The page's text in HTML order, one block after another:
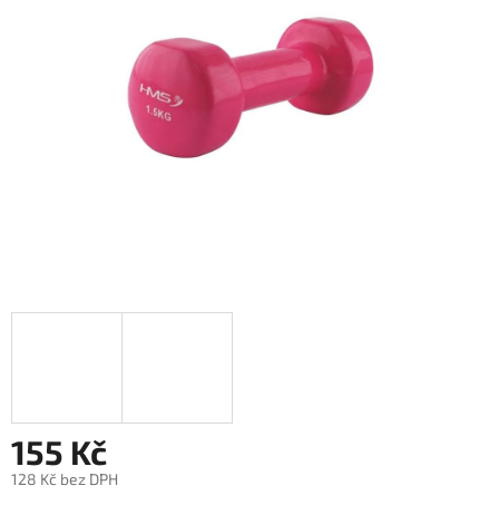
155 Kč
128 Kč bez DPH